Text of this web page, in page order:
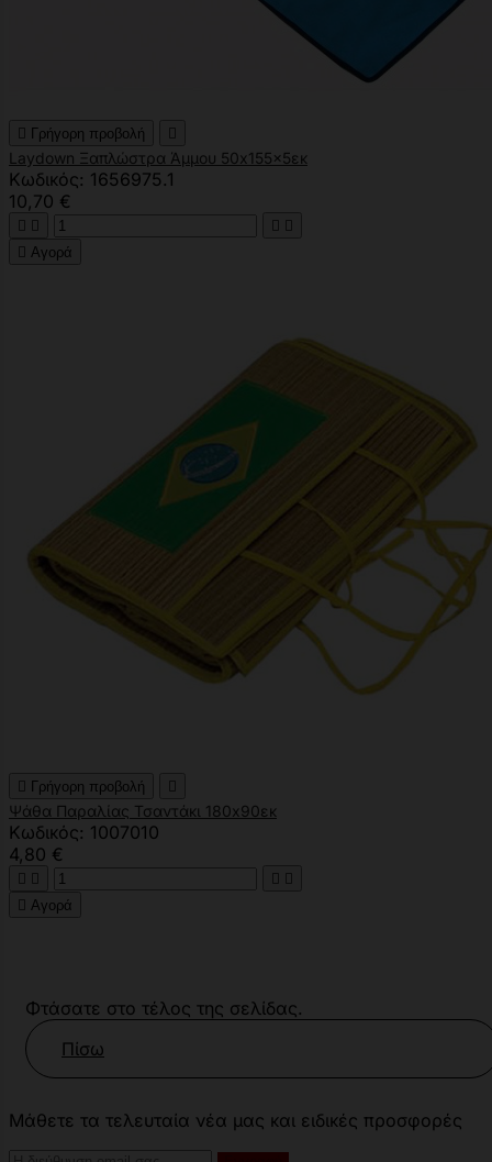
 Γρήγορη προβολή 
Laydown Ξαπλώστρα Άμμου 50x155x5εκ
Κωδικός: 1656975.1
10,70 €
   
 Αγορά
 Γρήγορη προβολή 
Ψάθα Παραλίας Τσαντάκι 180x90εκ
Κωδικός: 1007010
4,80 €
   
 Αγορά
Φτάσατε στο τέλος της σελίδας.
Πίσω
Μάθετε τα τελευταία νέα μας και ειδικές προσφορές